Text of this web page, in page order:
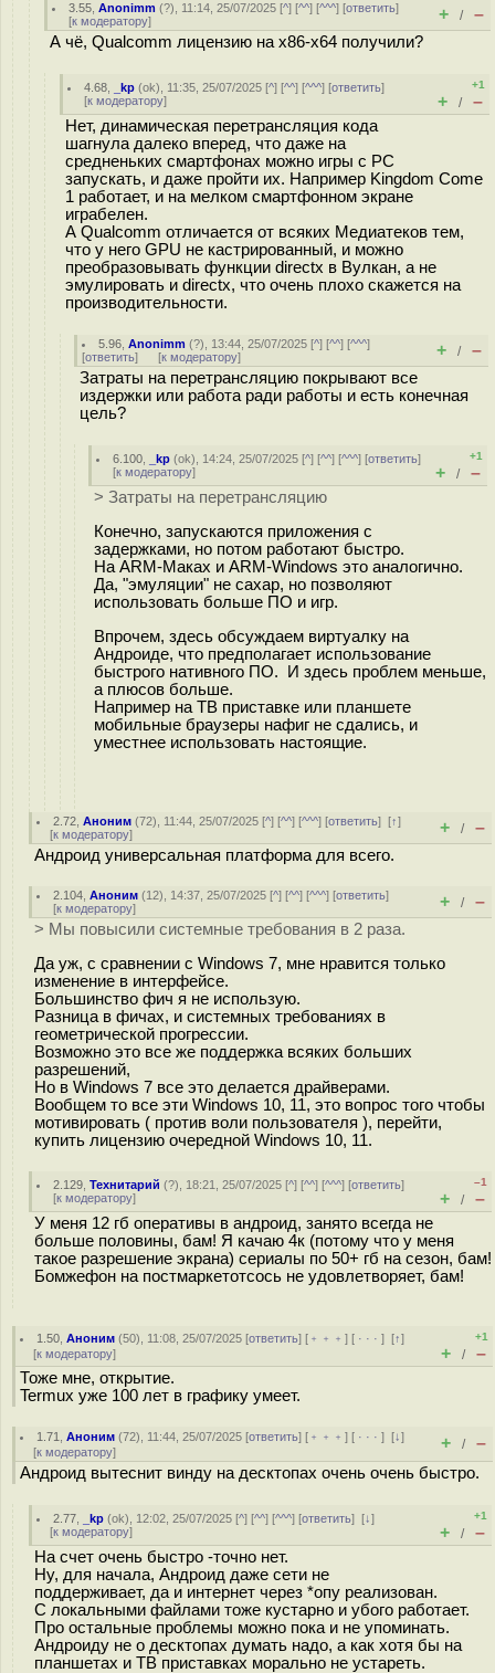
3.55 ,Anonimm (?), 11:14, 25/07/2025 [^] [^^] [^^^] [ответить]
[к модератору] + / –
А чё, Qualcomm лицензию на x86-x64 получили?
4.68 _kp (ok), 11:35, 25/07/2025 [^] [^^] [^^^] [ответить]
[к модератору]
+1
+ / –
Нет, динамическая перетрансляция кода
шагнула далеко вперед, что даже на
средненьких смартфонах можно игры с PC
запускать, и даже пройти их. Например Kingdom Come
1 работает, и на мелком смартфонном экране
играбелен.
А Qualcomm отличается от всяких Медиатеков тем,
что у него GPU не кастрированный, и можно
преобразовывать функции directx в Вулкан, а не
эмулировать и directx, что очень плохо скажется на
производительности.
5.96 ,Anonimm (?), 13:44, 25/07/2025 [^] [^^] [^^^]
[ответить] [к модератору] + / –
Затраты на перетрансляцию покрывают все
издержки или работа ради работы и есть конечная
цель?
6.100 _kp (ok), 14:24, 25/07/2025 [^] [^^] [^^^] [ответить]
[к модератору]
+1
+ / –
> Затраты на перетрансляцию
Конечно, запускаются приложения с
задержками, но потом работают быстро.
На ARM-Маках и ARM-Windows это аналогично.
Да, "эмуляции" не сахар, но позволяют
использовать больше ПО и игр.
Впрочем, здесь обсуждаем виртуалку на
Андроиде, что предполагает использование
быстрого нативного ПО. И здесь проблем меньше,
а плюсов больше.
Например на ТВ приставке или планшете
мобильные браузеры нафиг не сдались, и
уместнее использовать настоящие.
2.72 ,Аноним (72), 11:44, 25/07/2025 [^] [^^] [^^^] [ответить][↑]
[к модератору] + / –
Андроид универсальная платформа для всего.
2.104 ,Аноним (12), 14:37, 25/07/2025 [^] [^^] [^^^] [ответить]
[к модератору] + / –
> Мы повысили системные требования в 2 раза.
Да уж, с сравнении с Windows 7, мне нравится только
изменение в интерфейсе.
Большинство фич я не использую.
Разница в фичах, и системных требованиях в
геометрической прогрессии.
Возможно это все же поддержка всяких больших
разрешений,
Но в Windows 7 все это делается драйверами.
Вообщем то все эти Windows 10, 11, это вопрос того чтобы
мотивировать ( против воли пользователя ), перейти,
купить лицензию очередной Windows 10, 11.
2.129 ,Технитарий (?), 18:21, 25/07/2025 [^] [^^] [^^^] [ответить]
[к модератору]
–1
+ / –
У меня 12 гб оперативы в андроид, занято всегда не
больше половины, бам! Я качаю 4к (потому что у меня
такое разрешение экрана) сериалы по 50+ гб на сезон, бам!
Бомжефон на постмаркетотсось не удовлетворяет, бам!
1.50 ,Аноним (50), 11:08, 25/07/2025 [ответить] [ ﹢﹢﹢] [ · · ·][↑]
[к модератору]
+1
+ / –
Тоже мне, открытие.
Termux уже 100 лет в графику умеет.
1.71 ,Аноним (72), 11:44, 25/07/2025 [ответить] [ ﹢﹢﹢] [ · · ·][↓]
[к модератору] + / –
Андроид вытеснит винду на десктопах очень очень быстро.
2.77 _kp (ok), 12:02, 25/07/2025 [^] [^^] [^^^] [ответить][↓]
[к модератору]
+1
+ / –
На счет очень быстро -точно нет.
Ну, для начала, Андроид даже сети не
поддерживает, да и интернет через *опу реализован.
С локальными файлами тоже кустарно и убого работает.
Про остальные проблемы можно пока и не упоминать.
Андроиду не о десктопах думать надо, а как хотя бы на
планшетах и ТВ приставках морально не устареть.